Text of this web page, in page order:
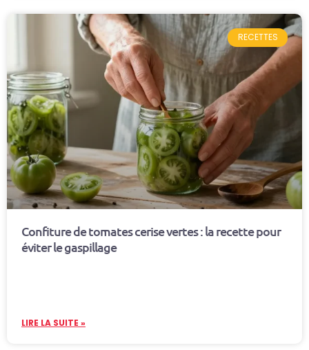
RECETTES
Confiture de tomates cerise vertes : la recette pour
éviter le gaspillage
LIRE LA SUITE »